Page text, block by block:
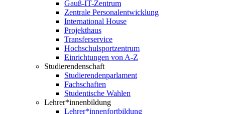
Gauß-IT-Zentrum
Zentrale Personalentwicklung
International House
Projekthaus
Transferservice
Hochschulsportzentrum
Einrichtungen von A-Z
Studierendenschaft
Studierendenparlament
Fachschaften
Studentische Wahlen
Lehrer*innenbildung
Lehrer*innenfortbildung